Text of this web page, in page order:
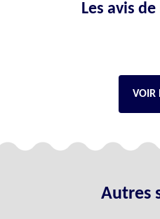
Les avis
VOIR
Autres